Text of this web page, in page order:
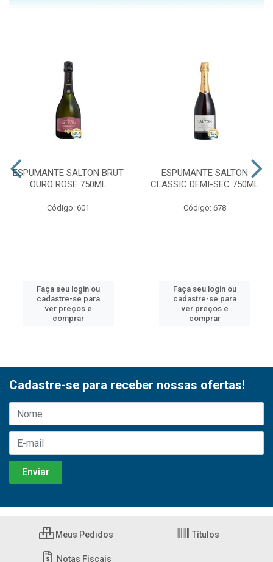
ESPUMANTE SALTON BRUT
OURO ROSE 750ML
Código: 601
Faça seu login ou
cadastre-se para
ver preços e
comprar
ESPUMANTE SALTON
CLASSIC DEMI-SEC 750ML
Código: 678
Faça seu login ou
cadastre-se para
ver preços e
comprar
Cadastre-se para receber nossas ofertas!
Meus Pedidos Títulos
Notas Fiscais